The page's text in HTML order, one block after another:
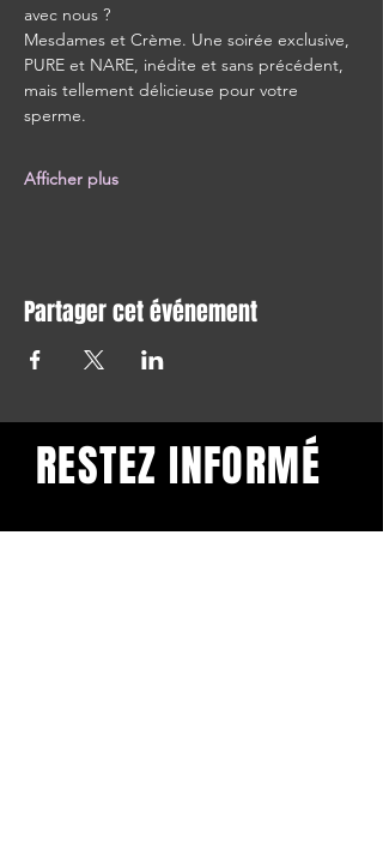
avec nous ?
Mesdames et Crème. Une soirée exclusive,
PURE et NARE, inédite et sans précédent,
mais tellement délicieuse pour votre
sperme.
Afficher plus
Partager cet événement
Restez informé et abonnez-
RESTEZ INFORMÉ